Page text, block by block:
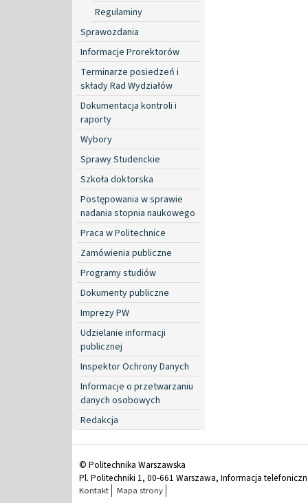
Regulaminy
Sprawozdania
Informacje Prorektorów
Terminarze posiedzeń i
składy Rad Wydziałów
Dokumentacja kontroli i
raporty
Wybory
Sprawy Studenckie
Szkoła doktorska
Postępowania w sprawie
nadania stopnia naukowego
Praca w Politechnice
Zamówienia publiczne
Programy studiów
Dokumenty publiczne
Imprezy PW
Udzielanie informacji
publicznej
Inspektor Ochrony Danych
Informacje o przetwarzaniu
danych osobowych
Redakcja
© Politechnika Warszawska
Pl. Politechniki 1, 00-661 Warszawa, Informacja
Kontakt Mapa strony